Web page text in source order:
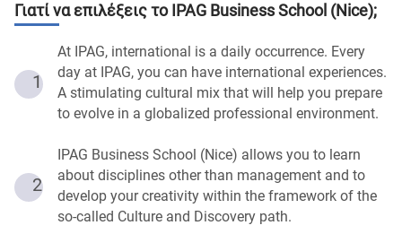
Γιατί να επιλέξεις το IPAG Business School (Nice);
1
At IPAG, international is a daily occurrence. Every
day at IPAG, you can have international experiences.
A stimulating cultural mix that will help you prepare
to evolve in a globalized professional environment.
2
IPAG Business School (Nice) allows you to learn
about disciplines other than management and to
develop your creativity within the framework of the
so-called Culture and Discovery path.